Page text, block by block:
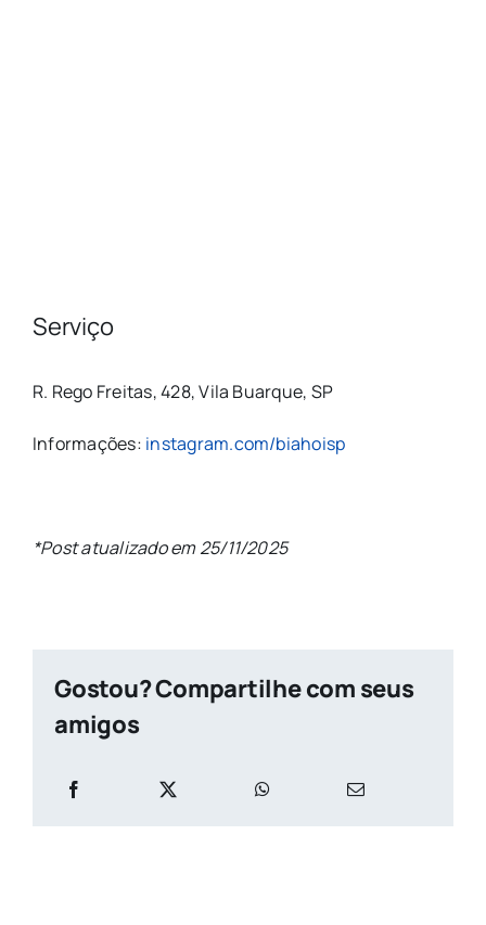
Serviço
R. Rego Freitas, 428, Vila Buarque, SP
Informações: instagram.com/biahoisp
*Post atualizado em 25/11/2025
Gostou? Compartilhe com seus
amigos